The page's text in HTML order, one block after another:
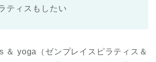
ティスもしたい
＆ yoga（ゼンプレイスピラティス＆